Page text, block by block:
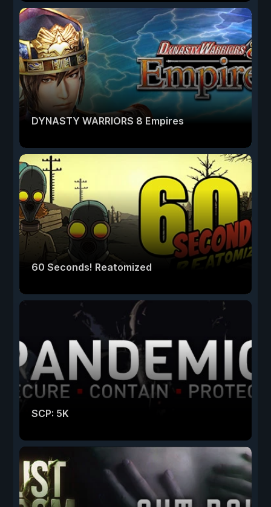
DYNASTY WARRIORS 8 Empires
60 Seconds! Reatomized
SCP: 5K